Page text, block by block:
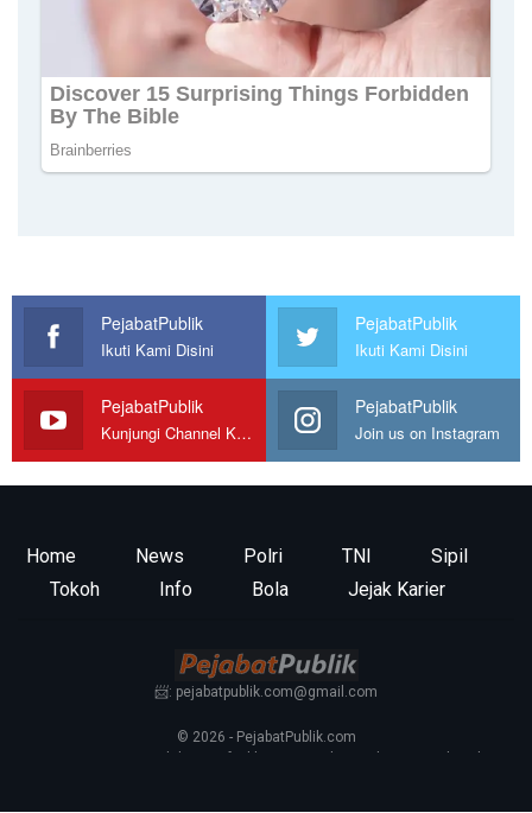
PejabatPublik
Ikuti Kami Disini
PejabatPublik
Ikuti Kami Disini
PejabatPublik
Kunjungi Channel Kami
PejabatPublik
Join us on Instagram
Home News Polri TNI
Sipil
Tokoh
Info Bola Jejak Karier
📨: pejabatpublik.com@gmail.com
© 2026 - PejabatPublik.com
Redaksi Info Iklan Kontak Pedoman Media Siber